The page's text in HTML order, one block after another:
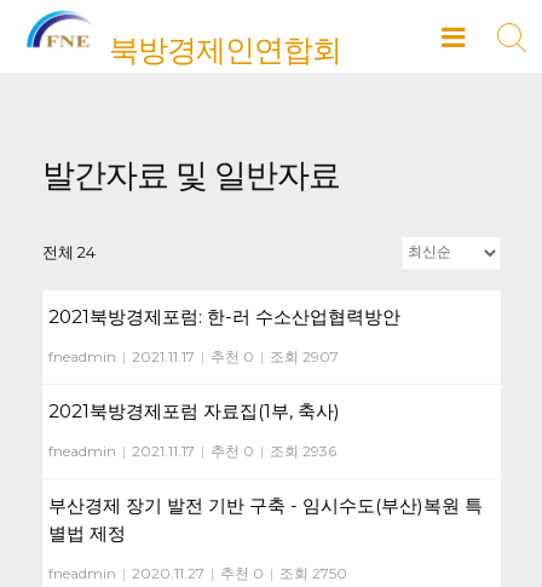
Skip
북방경제인연합회
발간자료 및 일반자료
전체 24
2021북방경제포럼: 한-러 수소산업협력방안
fneadmin | 2021.11.17 | 추천 0 | 조회 2907
2021북방경제포럼 자료집(1부, 축사)
fneadmin | 2021.11.17 | 추천 0 | 조회 2936
부산경제 장기 발전 기반 구축 - 임시수도(부산)복원 특
별법 제정
fneadmin | 2020.11.27 | 추천 0 | 조회 2750